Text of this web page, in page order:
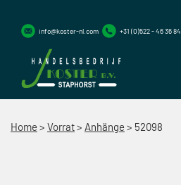
info@koster-nl.com +31 (0)522 - 46 36 84
Home > Vorrat> Anhänge > 52098